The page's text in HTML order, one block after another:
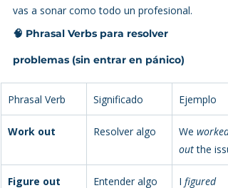
vas a sonar como todo un profesional.
🧠 Phrasal Verbs para resolver
problemas (sin entrar en pánico)
Phrasal Verb Significado Ejemplo
Work out Resolver algo We worked
out the
Figure out Entender algo I figured